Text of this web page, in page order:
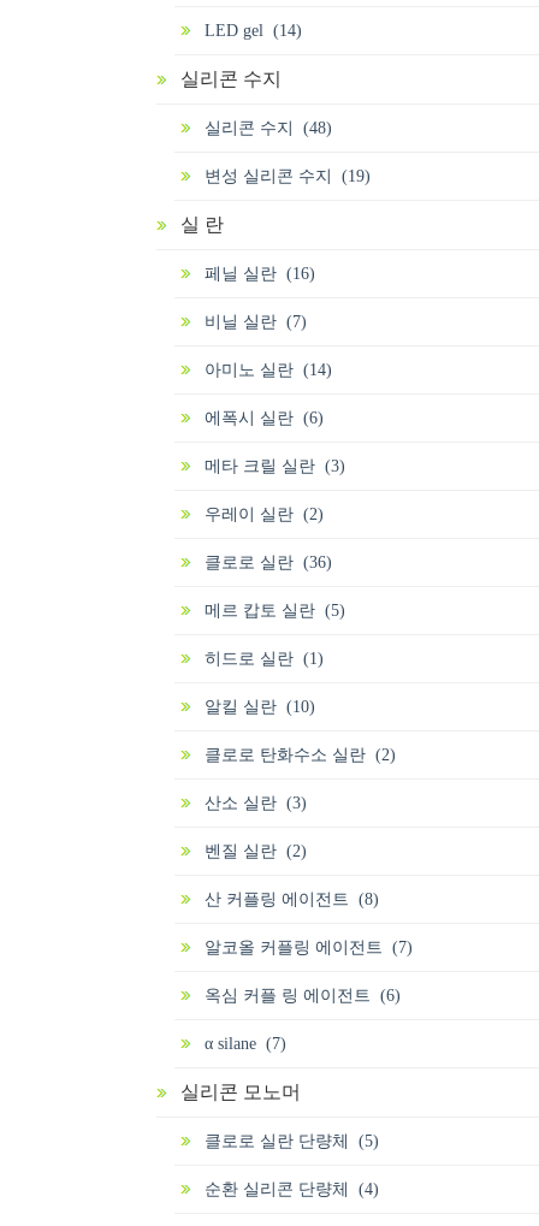
LED gel (14)
실리콘 수지
실리콘 수지 (48)
변성 실리콘 수지 (19)
실 란
페닐 실란 (16)
비닐 실란 (7)
아미노 실란 (14)
에폭시 실란 (6)
메타 크릴 실란 (3)
우레이 실란 (2)
클로로 실란 (36)
메르 캅토 실란 (5)
히드로 실란 (1)
알킬 실란 (10)
클로로 탄화수소 실란 (2)
산소 실란 (3)
벤질 실란 (2)
산 커플링 에이전트 (8)
알코올 커플링 에이전트 (7)
옥심 커플 링 에이전트 (6)
α silane (7)
실리콘 모노머
클로로 실란 단량체 (5)
순환 실리콘 단량체 (4)